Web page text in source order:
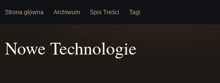
Strona główna Archiwum Spis Treści Tagi
Nowe Technologie